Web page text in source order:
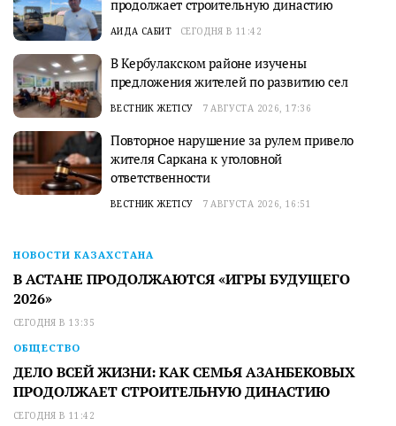
продолжает строительную династию
АИДА САБИТ СЕГОДНЯ В 11:42
В Кербулакском районе изучены
предложения жителей по развитию сел
ВЕСТНИК ЖЕТІСУ 7 АВГУСТА 2026, 17:36
Повторное нарушение за рулем привело
жителя Саркана к уголовной
ответственности
ВЕСТНИК ЖЕТІСУ 7 АВГУСТА 2026, 16:51
НОВОСТИ КАЗАХСТАНА
В АСТАНЕ ПРОДОЛЖАЮТСЯ «ИГРЫ БУДУЩЕГО
2026»
СЕГОДНЯ В 13:35
ОБЩЕСТВО
ДЕЛО ВСЕЙ ЖИЗНИ: КАК СЕМЬЯ АЗАНБЕКОВЫХ
ПРОДОЛЖАЕТ СТРОИТЕЛЬНУЮ ДИНАСТИЮ
СЕГОДНЯ В 11:42